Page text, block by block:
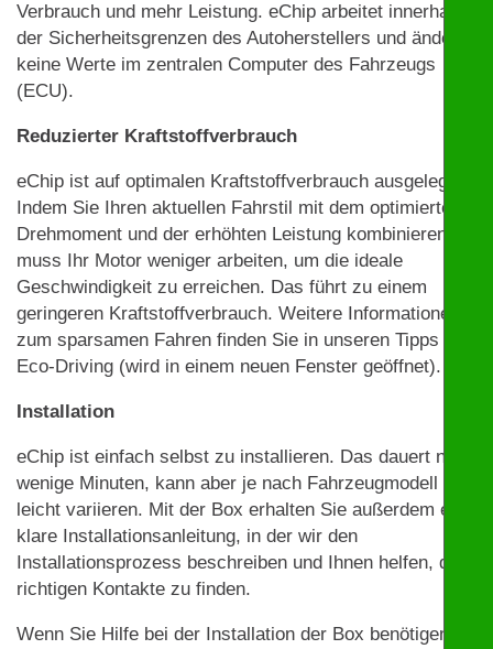
Verbrauch und mehr Leistung. eChip arbeitet innerhalb
der Sicherheitsgrenzen des Autoherstellers und ändert
keine Werte im zentralen Computer des Fahrzeugs
(ECU).
Reduzierter Kraftstoffverbrauch
eChip ist auf optimalen Kraftstoffverbrauch ausgelegt.
Indem Sie Ihren aktuellen Fahrstil mit dem optimierten
Drehmoment und der erhöhten Leistung kombinieren,
muss Ihr Motor weniger arbeiten, um die ideale
Geschwindigkeit zu erreichen. Das führt zu einem
geringeren Kraftstoffverbrauch. Weitere Informationen
zum sparsamen Fahren finden Sie in unseren Tipps zu
Eco-Driving (wird in einem neuen Fenster geöffnet).
Installation
eChip ist einfach selbst zu installieren. Das dauert nur
wenige Minuten, kann aber je nach Fahrzeugmodell
leicht variieren. Mit der Box erhalten Sie außerdem eine
klare Installationsanleitung, in der wir den
Installationsprozess beschreiben und Ihnen helfen, die
richtigen Kontakte zu finden.
Wenn Sie Hilfe bei der Installation der Box benötigen,